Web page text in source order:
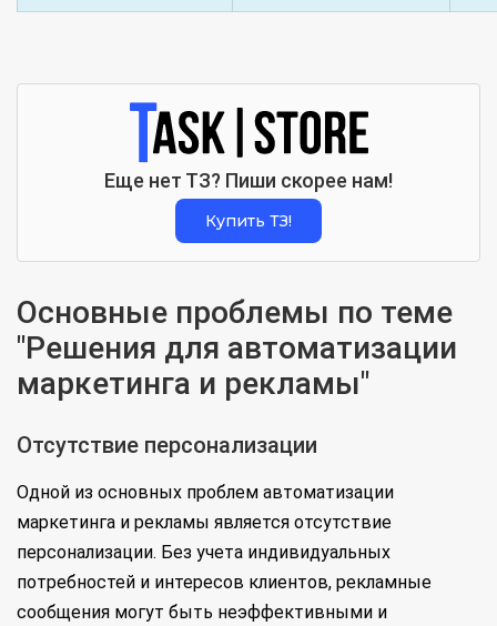
Еще нет ТЗ? Пиши скорее нам!
Купить ТЗ!
Основные проблемы по теме
"Решения для автоматизации
маркетинга и рекламы"
Отсутствие персонализации
Одной из основных проблем автоматизации
маркетинга и рекламы является отсутствие
персонализации. Без учета индивидуальных
потребностей и интересов клиентов, рекламные
сообщения могут быть неэффективными и